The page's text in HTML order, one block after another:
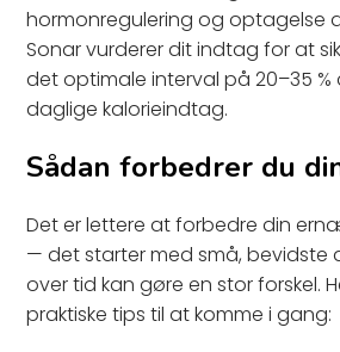
hormonregulering og optagelse
Sonar vurderer dit indtag for at
det optimale interval på 20–35
daglige kalorieindtag.
Sådan forbedrer du
Det er lettere at forbedre din
— det starter med små, bevidste
over tid kan gøre en stor forskel.
praktiske tips til at komme i gang: